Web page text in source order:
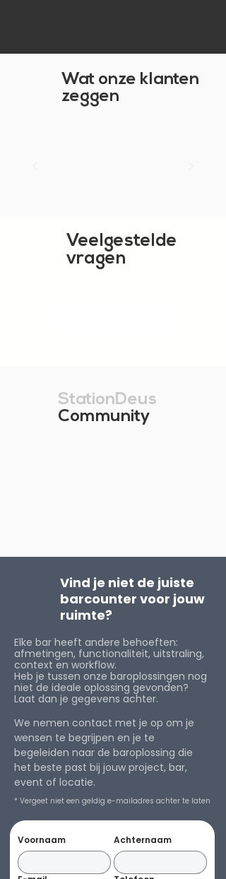
Wat onze klanten
zeggen
Veelgestelde
vragen
StationDeus
Community
Vind je niet de juiste
barcounter voor jouw
ruimte?
Elke bar heeft andere behoeften:
afmetingen, functionaliteit, uitstraling,
context en workflow.
Heb je tussen onze baroplossingen nog
niet de ideale oplossing gevonden?
Laat dan je gegevens achter.
We nemen contact met je op om je
wensen te begrijpen en je te
begeleiden naar de baroplossing die
het beste past bij jouw project, bar,
event of locatie.
* Vergeet niet een geldig e-mailadres achter te laten
Voornaam Achternaam